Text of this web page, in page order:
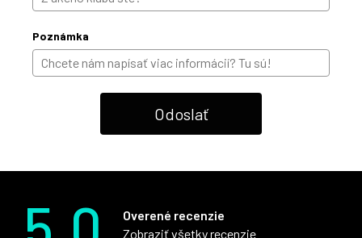
Poznámka
Odoslať
Overené recenzie
Zobraziť všetky recenzie